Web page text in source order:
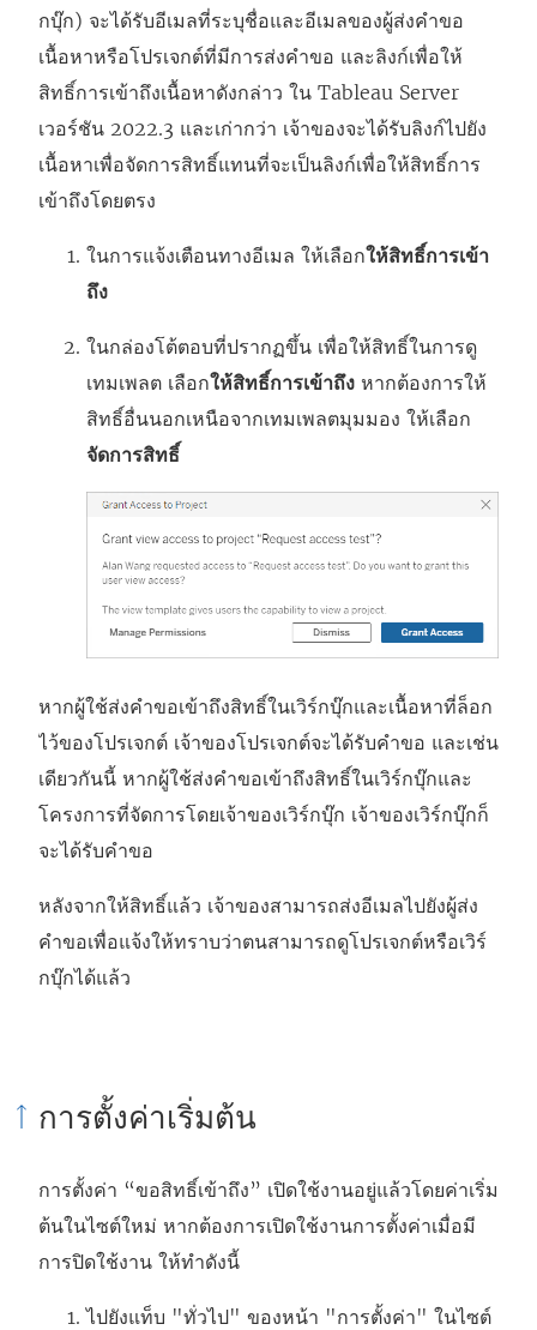
กบุ๊ก) จะได้รับอีเมลที่ระบุชื่อและอีเมลของผู้ส่งคำขอ
เนื้อหาหรือโปรเจกต์ที่มีการส่งคำขอ และลิงก์เพื่อให้
สิทธิ์การเข้าถึงเนื้อหาดังกล่าว ใน Tableau Server
เวอร์ชัน 2022.3 และเก่ากว่า เจ้าของจะได้รับลิงก์ไปยัง
เนื้อหาเพื่อจัดการสิทธิ์แทนที่จะเป็นลิงก์เพื่อให้สิทธิ์การ
เข้าถึงโดยตรง
ในการแจ้งเตือนทางอีเมล ให้เลือกให้สิทธิ์การเข้า
ถึง
ในกล่องโต้ตอบที่ปรากฏขึ้น เพื่อให้สิทธิ์ในการดู
เทมเพลต เลือกให้สิทธิ์การเข้าถึง หากต้องการให้
สิทธิ์อื่นนอกเหนือจากเทมเพลตมุมมอง ให้เลือก
จัดการสิทธิ์
หากผู้ใช้ส่งคำขอเข้าถึงสิทธิ์ในเวิร์กบุ๊กและเนื้อหาที่ล็อก
ไว้ของโปรเจกต์ เจ้าของโปรเจกต์จะได้รับคำขอ และเช่น
เดียวกันนี้ หากผู้ใช้ส่งคำขอเข้าถึงสิทธิ์ในเวิร์กบุ๊กและ
โครงการที่จัดการโดยเจ้าของเวิร์กบุ๊ก เจ้าของเวิร์กบุ๊กก็
จะได้รับคำขอ
หลังจากให้สิทธิ์แล้ว เจ้าของสามารถส่งอีเมลไปยังผู้ส่ง
คำขอเพื่อแจ้งให้ทราบว่าตนสามารถดูโปรเจกต์หรือเวิร์
กบุ๊กได้แล้ว
การตั้งค่าเริ่มต้น
การตั้งค่า “ขอสิทธิ์เข้าถึง” เปิดใช้งานอยู่แล้วโดยค่าเริ่ม
ต้นในไซต์ใหม่ หากต้องการเปิดใช้งานการตั้งค่าเมื่อมี
การปิดใช้งาน ให้ทำดังนี้
ไปยังแท็บ "ทั่วไป" ของหน้า "การตั้งค่า" ในไซต์